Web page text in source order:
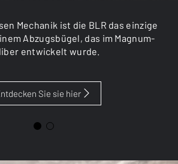
Mechanik ist die BLR das einzige
Abzugsbügel, das im Magnum-
entwickelt wurde.
Sie sie hier